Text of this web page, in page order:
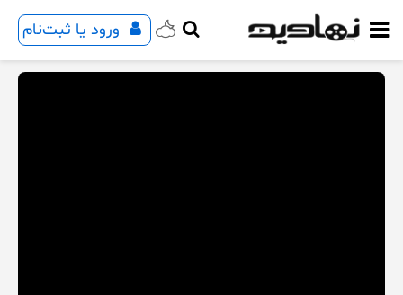
ورود یا ثبت‌نام